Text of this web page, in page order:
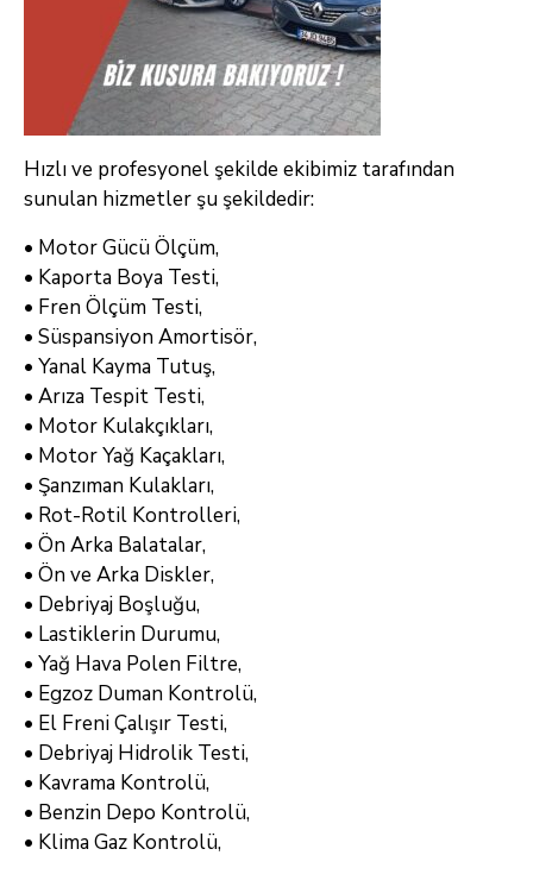
Hızlı ve profesyonel şekilde ekibimiz tarafından
sunulan hizmetler şu şekildedir:
• Motor Gücü Ölçüm,
• Kaporta Boya Testi,
• Fren Ölçüm Testi,
• Süspansiyon Amortisör,
• Yanal Kayma Tutuş,
• Arıza Tespit Testi,
• Motor Kulakçıkları,
• Motor Yağ Kaçakları,
• Şanzıman Kulakları,
• Rot-Rotil Kontrolleri,
• Ön Arka Balatalar,
• Ön ve Arka Diskler,
• Debriyaj Boşluğu,
• Lastiklerin Durumu,
• Yağ Hava Polen Filtre,
• Egzoz Duman Kontrolü,
• El Freni Çalışır Testi,
• Debriyaj Hidrolik Testi,
• Kavrama Kontrolü,
• Benzin Depo Kontrolü,
• Klima Gaz Kontrolü,